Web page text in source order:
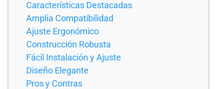
Características Destacadas
Amplia Compatibilidad
Ajuste Ergonómico
Construcción Robusta
Fácil Instalación y Ajuste
Diseño Elegante
Pros y Contras